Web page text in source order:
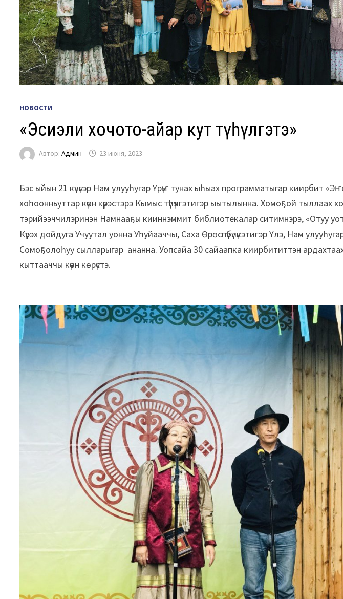
НОВОСТИ
«Эҥсиэли хочото-айар кут түһүлгэтэ»
Автор:Админ 23 июня, 2023
Бэс ыйын 21 күнүгэр Нам улууһугар Үрүҥ тунах ыһыах программатыгар киирбит
хоһоонньуттар күөн күрэстэрэ Кымыс түһүлгэтигэр ыытылынна. Хомоҕой тыллаах
тэрийээччилэринэн Намнааҕы кииннэммит библиотекалар ситимнэрэ, «Отуу
Күрэх дойдуга Учуутал уонна Уһуйааччы, Саха Өрөспүүбүлүкэтигэр Үлэ, Нам
Сомоҕолоһуу сылларыгар ананна. Уопсайа 30 сайаапка киирбититтэн ардахтаах
кыттааччы күөн көрүстэ.